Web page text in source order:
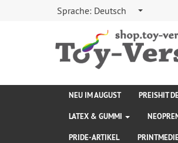
Sprache: Deutsch
NEU IM AUGUST PREISHIT
LATEX & GUMMI
PRIDE-ARTIKEL